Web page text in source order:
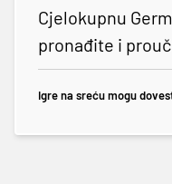
Cjelokupnu
pronađite i
Igre na sreću mogu